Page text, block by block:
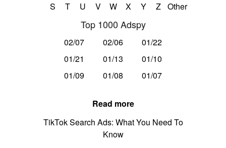
S
T U V W X Y Z Other
Top 1000 Adspy
02/07 02/06
01/22
01/21
01/13
01/10
01/09
01/08 01/07
Read more
TikTok Search Ads: What You Need To
Know